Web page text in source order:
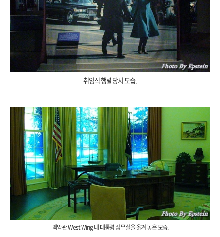
취임식 행렬 당시 모습.
백악관 West Wing 내 대통령 집무실을 옮겨 놓은 모습.